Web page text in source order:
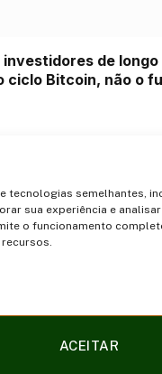
tecnologias semelhantes,
sua experiência e analisar
o funcionamento
ACEITAR
de longo
ciclo Bitcoin, não o
(Twitter)